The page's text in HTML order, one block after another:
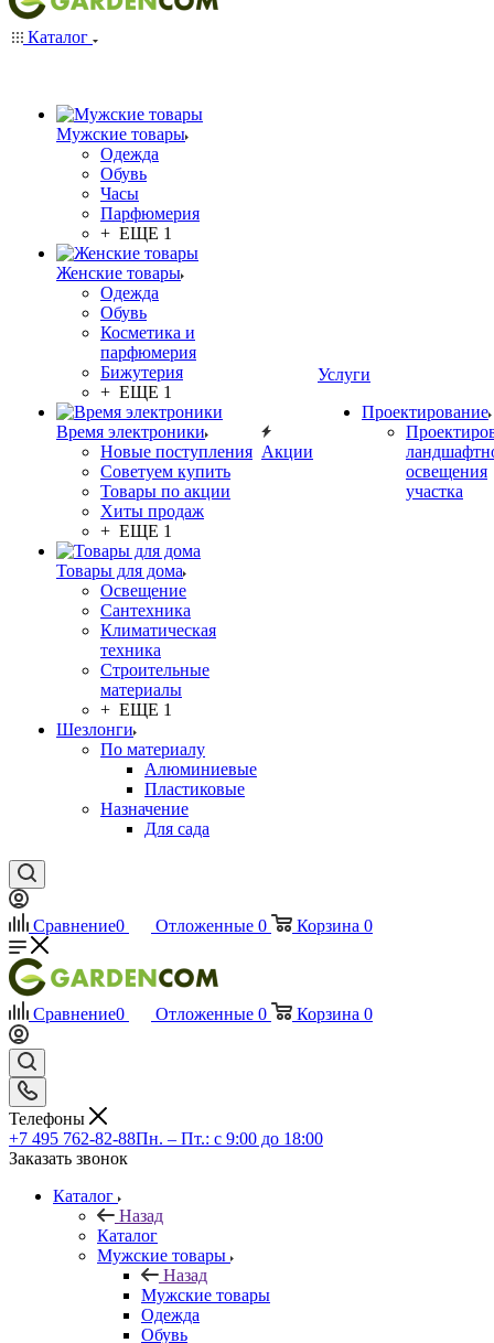
Каталог
Мужские товары
Одежда
Обувь
Часы
Парфюмерия
+ ЕЩЕ 1
Женские товары
Одежда
Обувь
Косметика и
парфюмерия
Бижутерия
+ ЕЩЕ 1
Время электроники
Новые поступления
Советуем купить
Товары по акции
Хиты продаж
+ ЕЩЕ 1
Товары для дома
Освещение
Сантехника
Климатическая
техника
Строительные
материалы
+ ЕЩЕ 1
Шезлонги
По материалу
Алюминиевые
Пластиковые
Назначение
Для сада
Акции
Услуги
Проектирование
освещения
участка
Сравнение0 Отложенные 0 Корзина 0
Сравнение0 Отложенные 0 Корзина 0
Телефоны
+7 495 762-82-88Пн. – Пт.: с 9:00 до 18:00
Заказать звонок
Каталог
Назад
Каталог
Мужские товары
Назад
Мужские товары
Одежда
Обувь